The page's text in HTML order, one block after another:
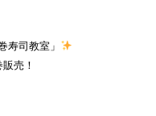
寿司教室」
売！